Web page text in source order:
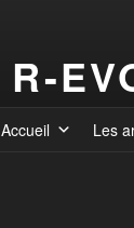
R-
Accueil Les